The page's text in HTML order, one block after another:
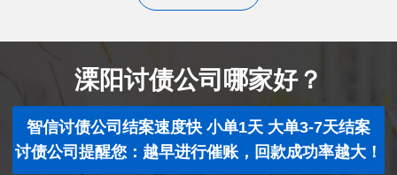
溧阳讨债公司哪家好？
智信讨债公司结案速度快 小单1天 大单3-7天结案
讨债公司提醒您：越早进行催账，回款成功率越大！